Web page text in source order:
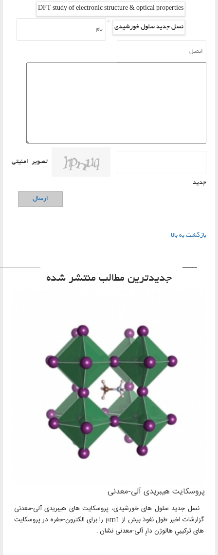
DFT study of electronic structure & optical properties
نسل جدید سلول خورشیدی
تصویر امنیتی
جدید
ارسال
بازگشت به بالا
جدیدترین مطالب منتشر شده
پروسکایت هیبریدی آلی-معدنی
نسل جدید سلول های خورشیدی، پروسکایت های هیبریدی آلی-معدنی
گزارشات اخیر طول نفوذ بیش از μm1 را برای الکترون-حفره در پروسکایت
های ترکیبیِ هالوژن دارِ آلی-معدنی نشان…